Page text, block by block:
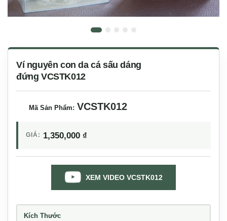
Ví nguyên con da cá sấu dáng
đứng VCSTK012
Mã Sản Phẩm: VCSTK012
GIÁ: 1,350,000 ₫
XEM VIDEO VCSTK012
Kích Thước